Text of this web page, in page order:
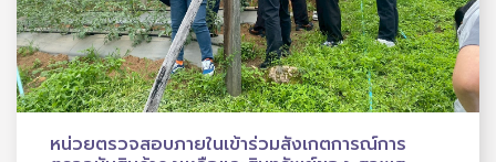
หน่วยตรวจสอบภายในเข้าร่วมสังเกตการณ์การ